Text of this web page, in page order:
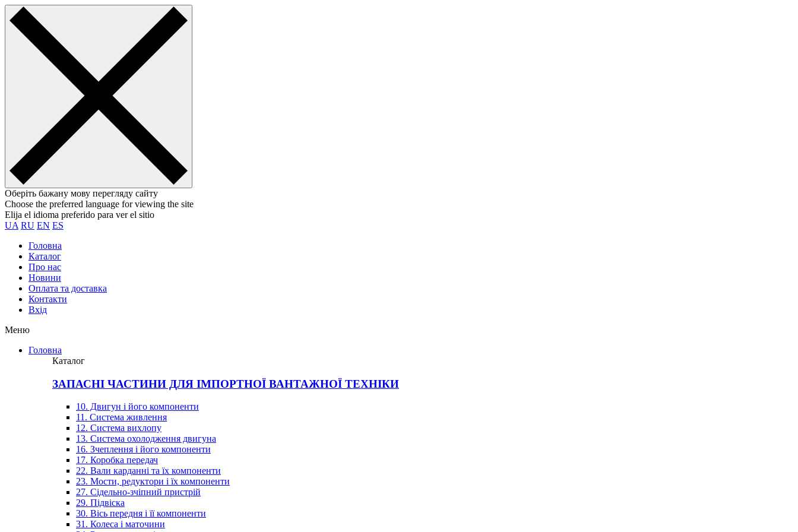
Оберіть бажану мову перегляду сайту
Choose the preferred language for viewing the site
Elija el idioma preferido para ver el sitio
UA RU EN ES
Головна
Каталог
Про нас
Новини
Оплата та доставка
Контакти
Вхiд
Меню
Головна
Каталог
ЗАПАСНІ ЧАСТИНИ ДЛЯ ІМПОРТНОЇ ВАНТАЖНОЇ ТЕХНІКИ
10. Двигун і його компоненти
11. Система живлення
12. Система вихлопу
13. Система охолодження двигуна
16. Зчеплення і його компоненти
17. Коробка передач
22. Вали карданні та їх компоненти
23. Мости, редуктори і їх компоненти
27. Сідельно-зчіпний пристрій
29. Підвіска
30. Вісь передня і її компоненти
31. Колеса і маточини